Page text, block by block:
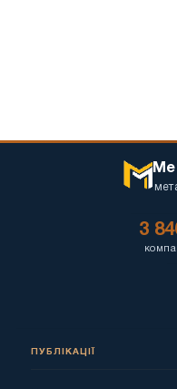
3
ПУБЛІКАЦІЇ